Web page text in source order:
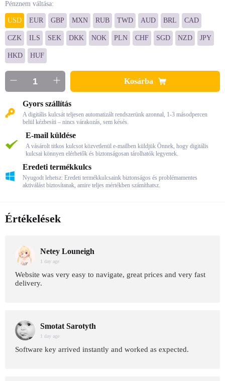
Pénznem váltása:
USD EUR GBP MXN RUB TWD AUD BRL CAD
CZK ILS SEK DKK NOK PLN CHF SGD NZD JPY
HKD HUF
Kosárba
Gyors szállítás
A digitális kulcsát teljesen automatizált rendszerünk azonnal, 1-3 másodpercen
belül kézbesíti – nincs várakozás, sem késés.
E-mail küldése
A vásárolt titkos kulcsot közvetlenül e-mailben küldjük Önnek, hogy digitális
kulcsai könnyen elérhetők és biztonságosan tárolhatók legyenek.
Eredeti termékkulcs
Nyugodt lehetsz: Eredeti termékkulcsaink biztonságos és problémamentes
aktiválást biztosítanak, amire teljes mértékben számíthatsz.
Értékelések
Netey Louneigh
1 day age
Website was very easy to navigate, great prices and very fast
delivery.
Smotat Sarotyth
1 day age
Software key arrived instantly and worked as expected.